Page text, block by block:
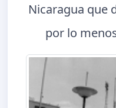
Nicaragua que
por lo